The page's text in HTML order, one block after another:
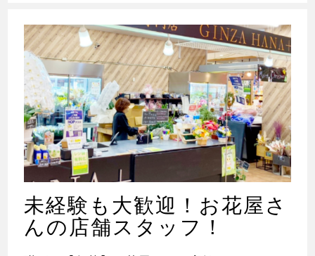
未経験も大歓迎！お花屋さ
んの店舗スタッフ！